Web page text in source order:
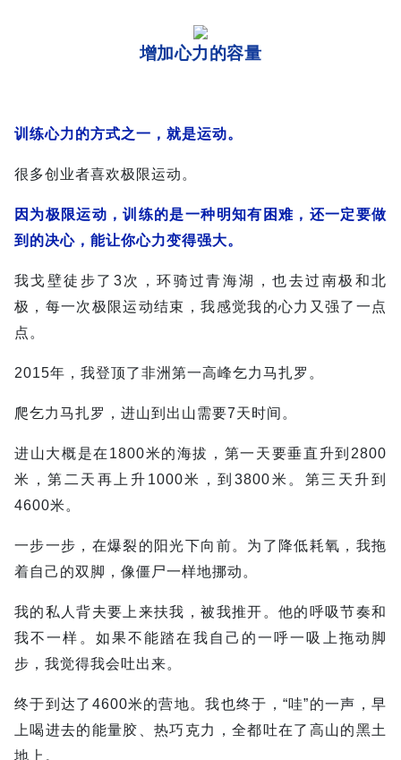
增加心力的容量
训练心力的方式之一，就是运动。
很多创业者喜欢极限运动。
因为极限运动，训练的是一种明知有困难，还一定要做
到的决心，能让你心力变得强大。
我戈壁徒步了3次，环骑过青海湖，也去过南极和北
极，每一次极限运动结束，我感觉我的心力又强了一点
点。
2015年，我登顶了非洲第一高峰乞力马扎罗。
爬乞力马扎罗，进山到出山需要7天时间。
进山大概是在1800米的海拔，第一天要垂直升到2800
米，第二天再上升1000米，到3800米。第三天升到
4600米。
一步一步，在爆裂的阳光下向前。为了降低耗氧，我拖
着自己的双脚，像僵尸一样地挪动。
我的私人背夫要上来扶我，被我推开。他的呼吸节奏和
我不一样。如果不能踏在我自己的一呼一吸上拖动脚
步，我觉得我会吐出来。
终于到达了4600米的营地。我也终于，“哇”的一声，早
上喝进去的能量胶、热巧克力，全都吐在了高山的黑土
地上。